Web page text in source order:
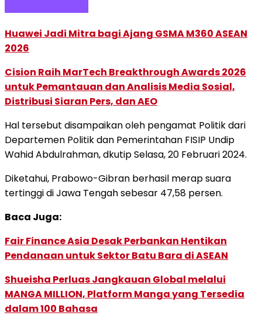
Huawei Jadi Mitra bagi Ajang GSMA M360 ASEAN
2026
Cision Raih MarTech Breakthrough Awards 2026
untuk Pemantauan dan Analisis Media Sosial,
Distribusi Siaran Pers, dan AEO
Hal tersebut disampaikan oleh pengamat Politik dari
Departemen Politik dan Pemerintahan FISIP Undip
Wahid Abdulrahman, dkutip Selasa, 20 Februari 2024.
Diketahui, Prabowo-Gibran berhasil merap suara
tertinggi di Jawa Tengah sebesar 47,58 persen.
Baca Juga:
Fair Finance Asia Desak Perbankan Hentikan
Pendanaan untuk Sektor Batu Bara di ASEAN
Shueisha Perluas Jangkauan Global melalui
MANGA MILLION, Platform Manga yang Tersedia
dalam 100 Bahasa